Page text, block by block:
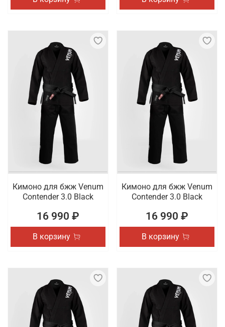
Кимоно для бжж Venum
Contender 3.0 Black
16 990 ₽
В корзину
Кимоно для бжж Venum
Contender 3.0 Black
16 990 ₽
В корзину